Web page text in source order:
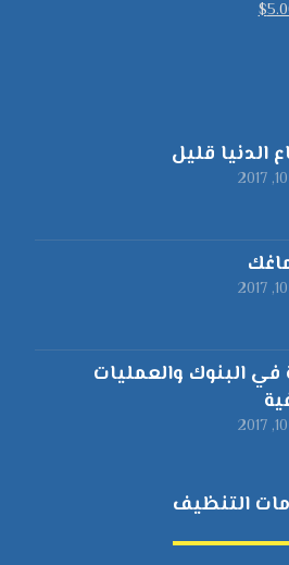
$
الدنيا قليل
البنوك والعمليات
التنظيف